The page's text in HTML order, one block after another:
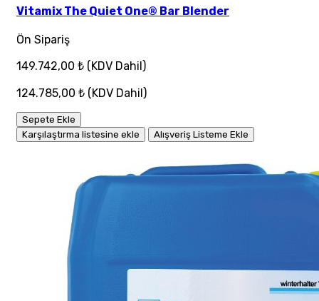
Vitamix The Quiet One® Bar Blender
Ön Sipariş
149.742,00 ₺ (KDV Dahil)
124.785,00 ₺ (KDV Dahil)
Sepete Ekle
Karşılaştırma listesine ekle
Alışveriş Listeme Ekle